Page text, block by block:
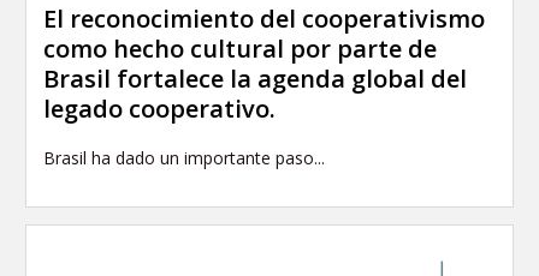
El reconocimiento del cooperativismo
como hecho cultural por parte de
Brasil fortalece la agenda global del
legado cooperativo.
Brasil ha dado un importante paso...